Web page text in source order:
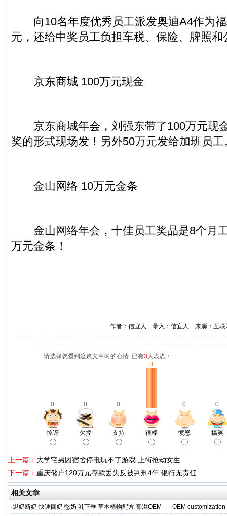
向10名年度优秀员工派发奥迪A4作为福
元，还给中奖员工负担车税、保险、牌照和
京东商城 100万元现金
京东商城年会，刘强东带了100万元现
奖的形式现场发！另外50万元发给加班员工
金山网络 10万元金条
金山网络年会，十佳员工奖品是8个月
万元金条！
作者：信宜人 录入： 信宜人 来源：互
请选择您看到这篇文章时的心情: 已有3人表态：
0 0 0
3
0 0
惊讶 欠揍 支持 很棒 愤怒 搞笑
上一篇： 大学宅男因宿舍停电玩不了游戏 上街抢劫女生
下一篇： 重庆储户120万元存款丢失反被判刑4年 银行无责任
相关文章
·退奶断奶 快速回奶 憋奶 乳下垂 草本植物配方 膏滋OEM ·OEM